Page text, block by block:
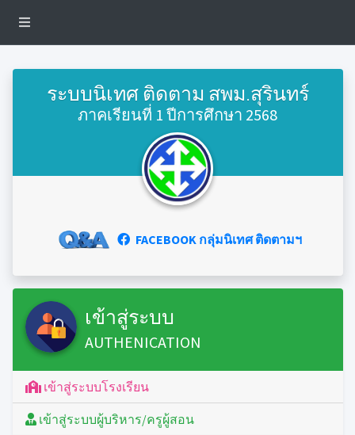
ระบบนิเทศ ติดตาม สพม.สุรินทร์
ภาคเรียนที่ 1 ปีการศึกษา 2568
FACEBOOK กลุ่มนิเทศ ติดตามฯ
เข้าสู่ระบบ
AUTHENICATION
เข้าสู่ระบบโรงเรียน
เข้าสู่ระบบผู้บริหาร/ครูผู้สอน